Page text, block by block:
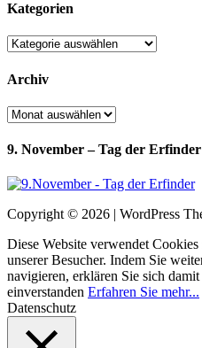
Kategorien
Kategorien
Archiv
Archiv
9. November – Tag der Erfinder
Copyright © 2026 | WordPress
Diese Website verwendet
unserer Besucher. Indem Sie
navigieren, erklären Sie sich damit
einverstanden Erfahren Sie mehr...
Datenschutz